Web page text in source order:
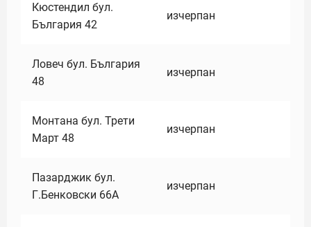
Кюстендил бул.
България 42
изчерпан
Ловеч бул. България
48
изчерпан
Монтана бул. Трети
Март 48
изчерпан
Пазарджик бул.
Г.Бенковски 66А
изчерпан